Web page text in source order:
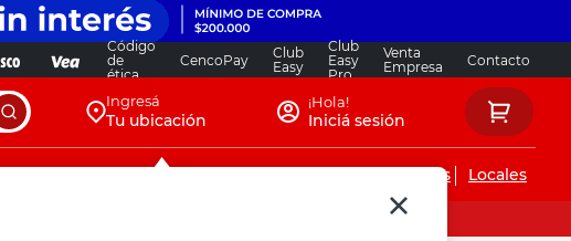
Código
de
ética
CencoPay
Club
Easy
Club
Easy
Pro
Venta
Empresa
Contacto
Ingresá
Tu ubicación
¡Hola!
Iniciá sesión
Servicios de instalaciones Locales